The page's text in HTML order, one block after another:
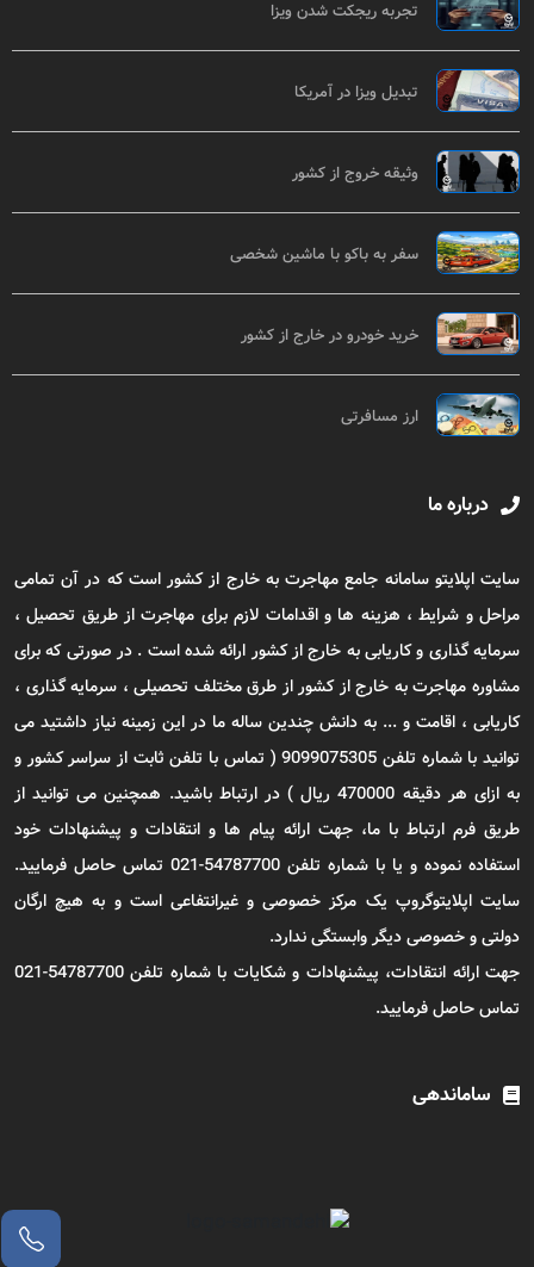
تجربه ریجکت شدن ویزا
تبدیل ویزا در آمریکا
وثیقه خروج از کشور
سفر به باکو با ماشین شخصی
خرید خودرو در خارج از کشور
ارز مسافرتی
درباره ما
سایت اپلایتو سامانه جامع مهاجرت به خارج از کشور است که در آن تمامی
مراحل و شرایط ، هزینه ها و اقدامات لازم برای مهاجرت از طریق تحصیل ،
سرمایه گذاری و کاریابی به خارج از کشور ارائه شده است . در صورتی که برای
مشاوره مهاجرت به خارج از کشور از طرق مختلف تحصیلی ، سرمایه گذاری ،
کاریابی ، اقامت و ... به دانش چندین ساله ما در این زمینه نیاز داشتید می
توانید با شماره تلفن 9099075305 ( تماس با تلفن ثابت از سراسر کشور و
به ازای هر دقیقه 470000 ریال ) در ارتباط باشید. همچنین می توانید از
طریق فرم ارتباط با ما، جهت ارائه پیام ها و انتقادات و پیشنهادات خود
استفاده نموده و یا با شماره تلفن 54787700-021 تماس حاصل فرمایید.
سایت اپلایتوگروپ یک مرکز خصوصی و غیرانتفاعی است و به هیچ ارگان
دولتی و خصوصی دیگر وابستگی ندارد.
جهت ارائه انتقادات، پیشنهادات و شکایات با شماره تلفن 54787700-021
تماس حاصل فرمایید.
ساماندهی